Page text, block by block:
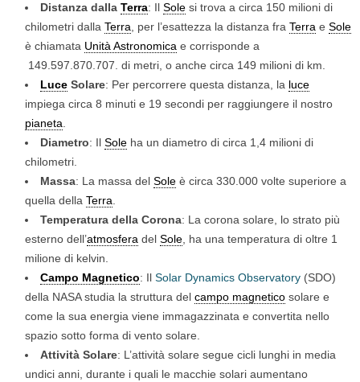
Distanza dalla Terra: Il Sole si trova a circa 150 milioni di
chilometri dalla Terra , per l’esattezza la distanza fra Terra e Sole
è chiamata Unità Astronomica e corrisponde a
149.597.870.707 . di metri, o anche circa 149 milioni di km.
Luce Solare: Per percorrere questa distanza, la luce
impiega circa 8 minuti e 19 secondi per raggiungere il nostro
pianeta
Diametro: Il Sole ha un diametro di circa 1,4 milioni di
chilometri.
Massa: La massa del Sole è circa 330.000 volte superiore a
quella della Terra
Temperatura della Corona: La corona solare, lo strato più
esterno dell’atmosfera del Sole , ha una temperatura di oltre 1
milione di kelvin.
Campo Magnetico: Il Solar Dynamics Observatory (SDO)
della NASA studia la struttura del campo magnetico solare e
come la sua energia viene immagazzinata e convertita nello
spazio sotto forma di vento solare.
Attività Solare: L’attività solare segue cicli lunghi in media
undici anni, durante i quali le macchie solari aumentano